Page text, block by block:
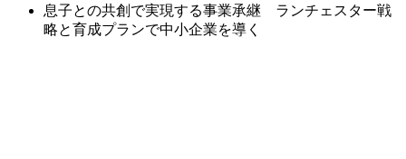
息子との共創で実現する事業承継 ランチェスター戦
略と育成プランで中小企業を導く